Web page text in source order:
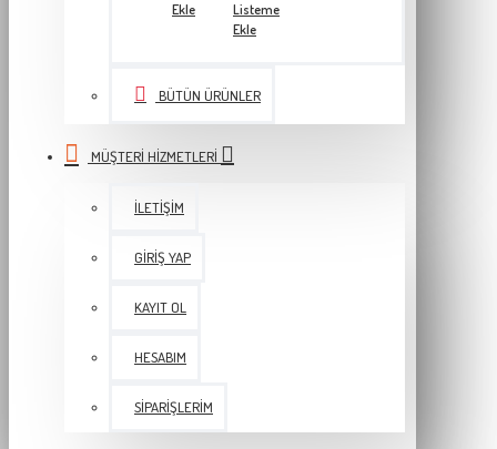
Ekle
Listeme
Ekle
BÜTÜN ÜRÜNLER
MÜŞTERI HIZMETLERI
İLETIŞIM
GIRIŞ YAP
KAYIT OL
HESABIM
SIPARIŞLERIM